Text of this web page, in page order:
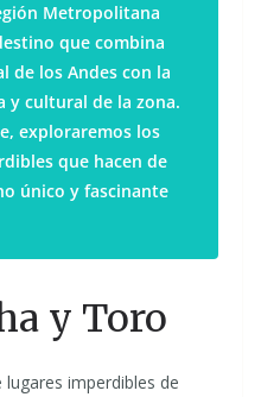
Metropolitana
que combina
de los Andes con la
y cultural de la zona.
exploraremos los
que hacen de
único y fascinante
y Toro
imperdibles de